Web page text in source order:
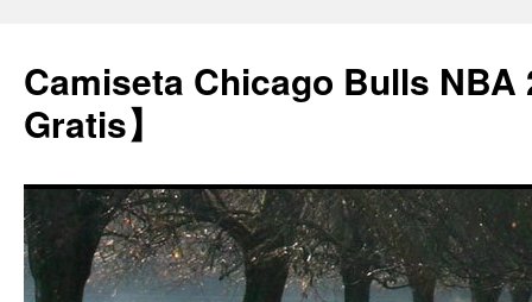
Camiseta Chicago Bulls NBA
Gratis】